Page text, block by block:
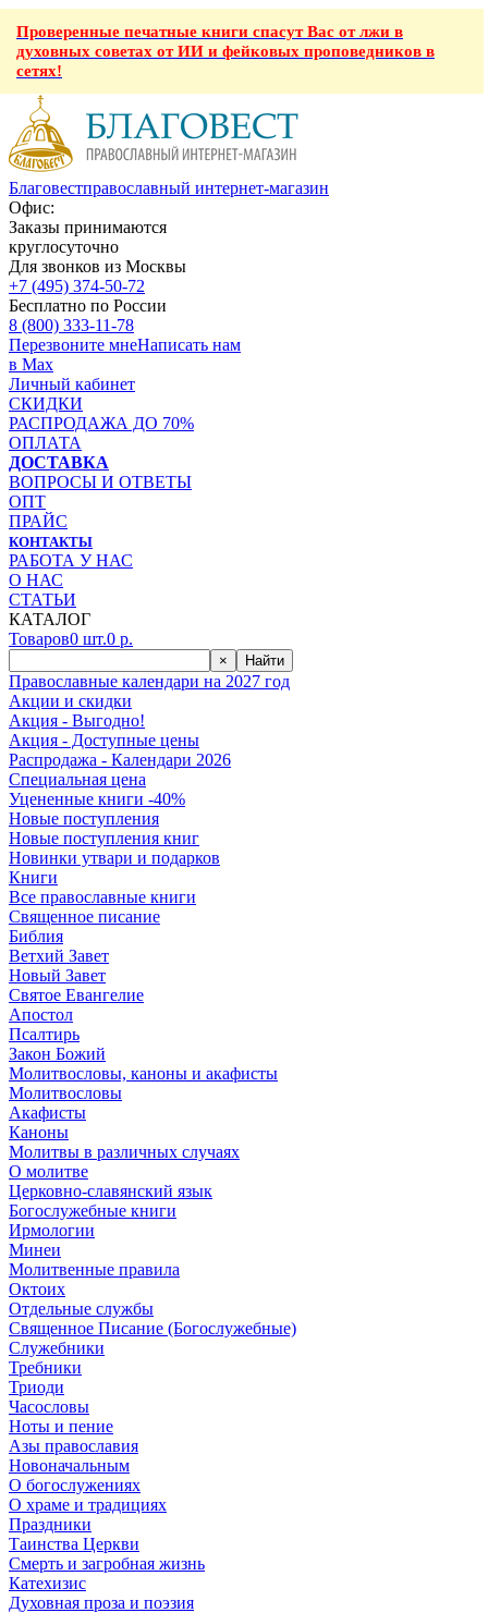
Проверенные печатные книги спасут Вас от лжи в
духовных советах от ИИ и фейковых проповедников в
сетях!
Благовестправославный интернет-магазин
Офис:
Заказы принимаются
круглосуточно
Для звонков из Москвы
+7 (495) 374-50-72
Бесплатно по России
8 (800) 333-11-78
Перезвоните мнеНаписать нам
в Max
Личный кабинет
СКИДКИ
РАСПРОДАЖА ДО 70%
ОПЛАТА
ДОСТАВКА
ВОПРОСЫ И ОТВЕТЫ
ОПТ
ПРАЙС
КОНТАКТЫ
РАБОТА У НАС
О НАС
СТАТЬИ
КАТАЛОГ
Товаров0 шт.0 р.
× Найти
Православные календари на 2027 год
Акции и скидки
Акция - Выгодно!
Акция - Доступные цены
Распродажа - Календари 2026
Специальная цена
Уцененные книги -40%
Новые поступления
Новые поступления книг
Новинки утвари и подарков
Книги
Все православные книги
Священное писание
Библия
Ветхий Завет
Новый Завет
Святое Евангелие
Апостол
Псалтирь
Закон Божий
Молитвословы, каноны и акафисты
Молитвословы
Акафисты
Каноны
Молитвы в различных случаях
О молитве
Церковно-славянский язык
Богослужебные книги
Ирмологии
Минеи
Молитвенные правила
Октоих
Отдельные службы
Священное Писание (Богослужебные)
Служебники
Требники
Триоди
Часословы
Ноты и пение
Азы православия
Новоначальным
О богослужениях
О храме и традициях
Праздники
Таинства Церкви
Смерть и загробная жизнь
Катехизис
Духовная проза и поэзия